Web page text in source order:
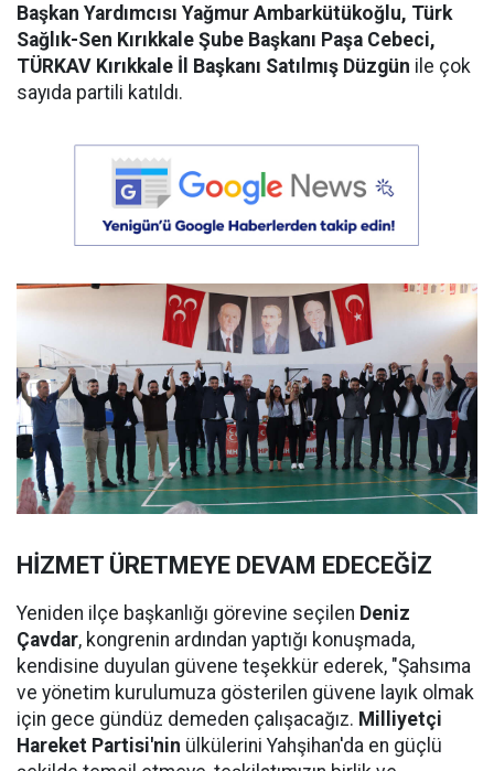
Başkan Yardımcısı Yağmur Ambarkütükoğlu, Türk
Sağlık-Sen Kırıkkale Şube Başkanı Paşa Cebeci,
TÜRKAV Kırıkkale İl Başkanı Satılmış Düzgün ile çok
sayıda partili katıldı.
HİZMET ÜRETMEYE DEVAM EDECEĞİZ
Yeniden ilçe başkanlığı görevine seçilen Deniz
Çavdar, kongrenin ardından yaptığı konuşmada,
kendisine duyulan güvene teşekkür ederek, "Şahsıma
ve yönetim kurulumuza gösterilen güvene layık olmak
için gece gündüz demeden çalışacağız. Milliyetçi
Hareket Partisi'nin ülkülerini Yahşihan'da en güçlü